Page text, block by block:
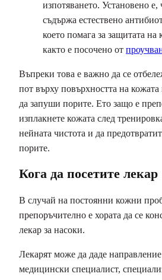
изпотяването. Установено е,
съдържа естествено
което помага за защитата на
както е посочено от
Въпреки това е важно да се
пот върху повърхността на
да запуши порите. Ето защо е
изплакнете кожата след
нейната чистота и да
порите.
Кога да посетите лекар
В случай на постоянни кожни
препоръчително е хората да се
лекар за насоки.
Лекарят може да даде направление
медицински специалист,